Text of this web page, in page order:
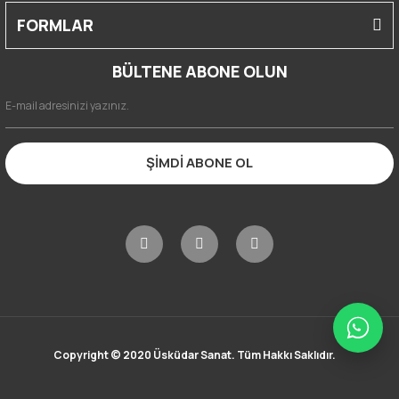
FORMLAR
BÜLTENE ABONE OLUN
ŞİMDİ ABONE OL
Copyright © 2020 Üsküdar Sanat. Tüm Hakkı Saklıdır.